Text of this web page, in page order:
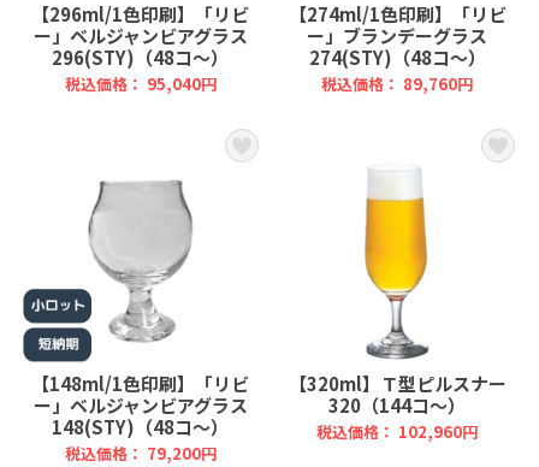
【296ml/1色印刷】「リビ
ー」ベルジャンビアグラス
296(STY)（48コ～）
税込価格： 95,040円
【274ml/1色印刷】「リビ
ー」ブランデーグラス
274(STY)（48コ～）
税込価格： 89,760円
【148ml/1色印刷】「リビ
ー」ベルジャンビアグラス
148(STY)（48コ～）
税込価格： 79,200円
【320ml】Ｔ型ピルスナー
320（144コ～）
税込価格： 102,960円